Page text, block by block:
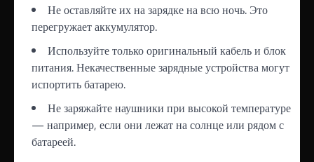
Не оставляйте их на зарядке на всю ночь. Это
перегружает аккумулятор.
Используйте только оригинальный кабель и блок
питания. Некачественные зарядные устройства могут
испортить батарею.
Не заряжайте наушники при высокой температуре
— например, если они лежат на солнце или рядом с
батареей.